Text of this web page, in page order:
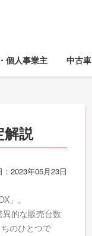
個人事業主 中古車
解説
2023年05月23日
」。
的な販売台数
のひとつで